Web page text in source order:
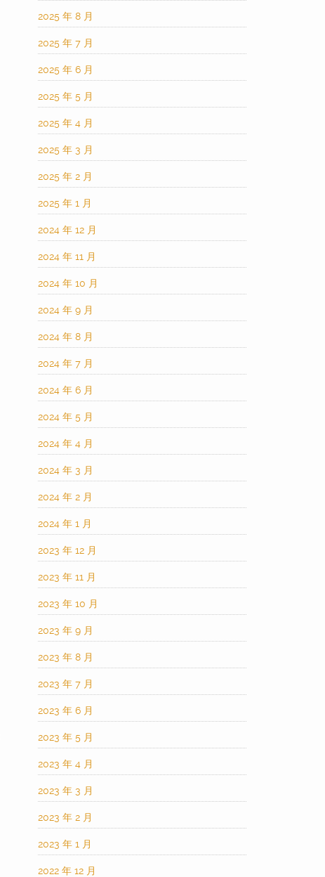
2025 年 8 月
2025 年 7 月
2025 年 6 月
2025 年 5 月
2025 年 4 月
2025 年 3 月
2025 年 2 月
2025 年 1 月
2024 年 12 月
2024 年 11 月
2024 年 10 月
2024 年 9 月
2024 年 8 月
2024 年 7 月
2024 年 6 月
2024 年 5 月
2024 年 4 月
2024 年 3 月
2024 年 2 月
2024 年 1 月
2023 年 12 月
2023 年 11 月
2023 年 10 月
2023 年 9 月
2023 年 8 月
2023 年 7 月
2023 年 6 月
2023 年 5 月
2023 年 4 月
2023 年 3 月
2023 年 2 月
2023 年 1 月
2022 年 12 月